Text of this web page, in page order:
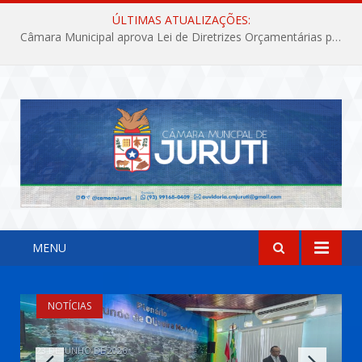
ÚLTIMAS ATUALIZAÇÕES:
Câmara Municipal aprova Lei de Diretrizes Orçamentárias para o exercício financeiro de 2027
MENU
NOTÍCIAS